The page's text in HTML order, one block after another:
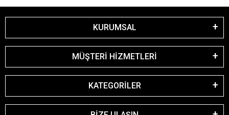
KURUMSAL
MÜŞTERİ HİZMETLERİ
KATEGORİLER